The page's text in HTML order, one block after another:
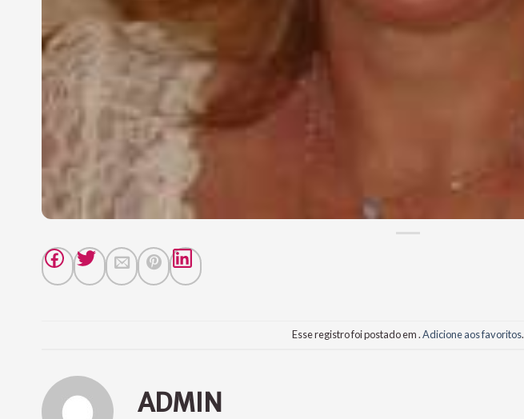
Esse registro foi postado em .Adicione aos favoritos.
ADMIN